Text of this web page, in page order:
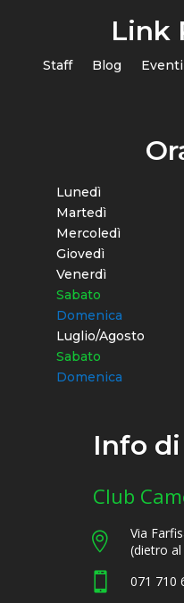
Link
Staff Blog Eventi
Lunedì
Martedì
Mercoledì
Giovedì
Venerdì
Sabato
Domenica
Luglio/Agosto
Sabato
Domenica
Info
Club

Via
(dietro
 071 710